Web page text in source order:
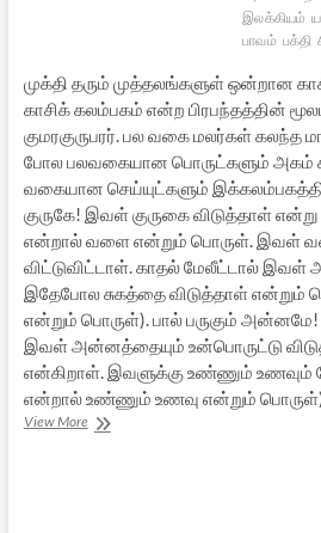
இலக்கியம்
பாவம் பக்தி
முக்தி தரும் முத்தலங்களுள் ஒன்றான
காசிக் கலம்பகம் என்ற பிரபந்தத்தின்
குமரகுருபரர். பல வகை மலர்கள் கலந்த
போல பலவகையான பொருட்களும் அகம்
வகையான செய்யுட்களும்
குருகே! இவள் குருகை விடுத்தாள்
என்றால் வளை என்றும் பொருள்.
விட்டுவிட்டாள். காதல் மேலீட்டால்
இதேபோல சுகத்தை விடுத்தாள் என்றும்
என்றும் பொருள்). பால் பருகும்
இவள் அன்னத்தையும் உன்பொருட்டு
என்கிறாள். இவளுக்கு உண்ணும்
என்றால் உண்ணும் உணவு என்றும்
View Moreகாசி[நன்னகர்]க்